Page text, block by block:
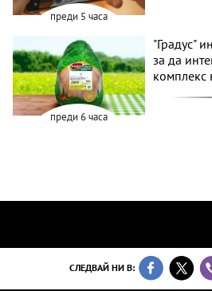
преди 5 часа
преди 6 часа
"Градус"
за да
комплекс
СЛЕДВАЙ НИ В: